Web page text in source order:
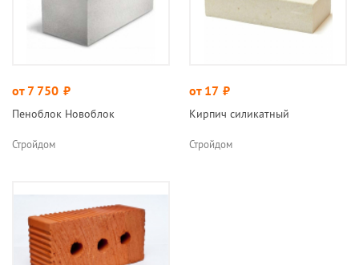
от 7 750 руб.
Пеноблок Новоблок
Стройдом
от 17 руб.
Кирпич силикатный
Стройдом